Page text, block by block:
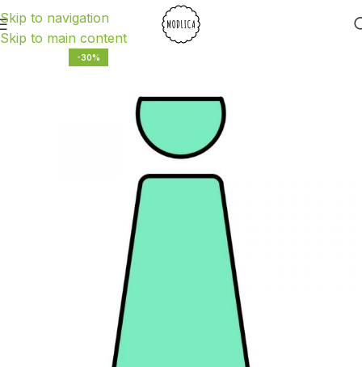
Skip to navigation
Skip to main content
-30%